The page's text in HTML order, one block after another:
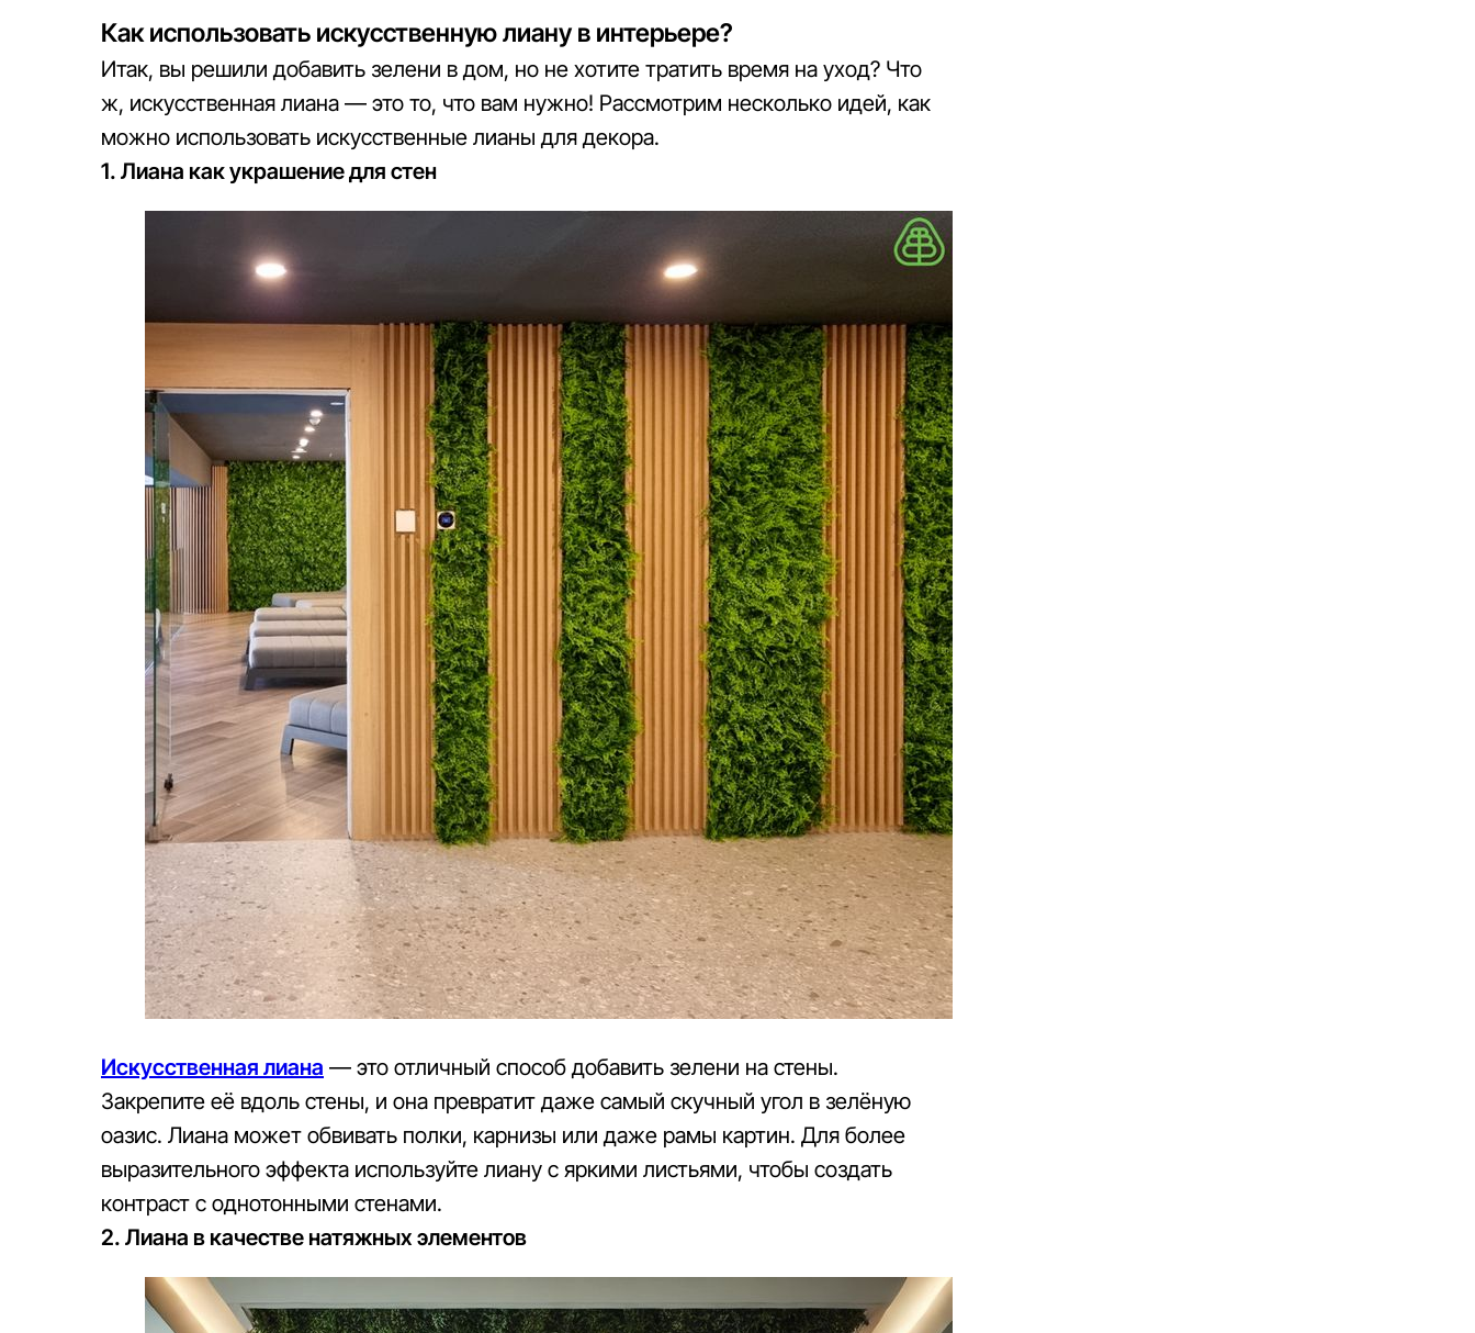
Как использовать искусственную лиану в интерьере?
Итак, вы решили добавить зелени в дом, но не хотите тратить время на уход? Что
ж, искусственная лиана — это то, что вам нужно! Рассмотрим несколько идей, как
можно использовать искусственные лианы для декора.
1. Лиана как украшение для стен
Искусственная лиана — это отличный способ добавить зелени на стены.
Закрепите её вдоль стены, и она превратит даже самый скучный угол в зелёную
оазис. Лиана может обвивать полки, карнизы или даже рамы картин. Для более
выразительного эффекта используйте лиану с яркими листьями, чтобы создать
контраст с однотонными стенами.
2. Лиана в качестве натяжных элементов